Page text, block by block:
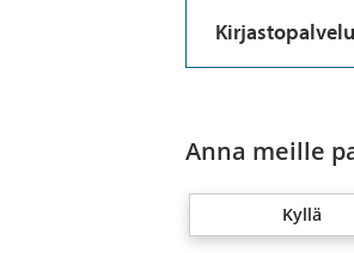
Anna meille
Kyllä